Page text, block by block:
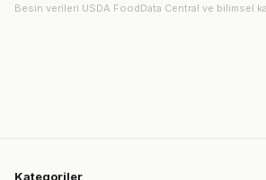
Besin verileri USDA FoodData Central ve bilimsel
Kategoriler